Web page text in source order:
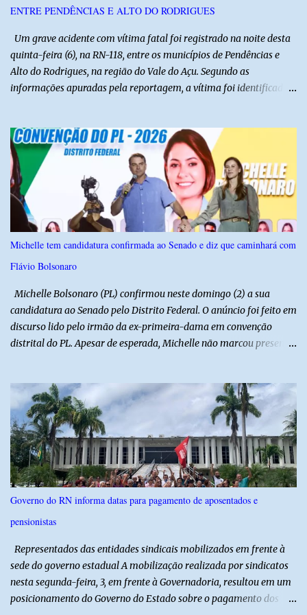
ajuda de Luchsinger e se concentrou no Ministério da Saúde e no
ENTRE PENDÊNCIAS E ALTO DO RODRIGUES
Um grave acidente com vítima fatal foi registrado na noite desta
quinta-feira (6), na RN-118, entre os municípios de Pendências e
Alto do Rodrigues, na região do Vale do Açu. Segundo as
informações apuradas pela reportagem, a vítima foi identificada
quando, ao passar por uma curva, perdeu o controle do veículo e
acabou colidindo frontalmente com um caminhão pertencente à
empresa CLC. Com a violência do impacto, o motociclista morreu
ainda no local. A ambulância do Hospital de Alto do Rodrigues foi
acionada para prestar socorro, porém, ao chegar, a equipe
constatou que a vítima já estava sem sinais vitais. A força da
colisão foi tão intensa que diversas peças da motocicleta ficaram
espalhadas pela rodovia, evidenciando a gravidade do acidente. A
Polícia Militar realizou o isolamento da área para garantir a
Michelle tem candidatura confirmada ao Senado e diz que caminhará com
Flávio Bolsonaro
Michelle Bolsonaro (PL) confirmou neste domingo (2) a sua
candidatura ao Senado pelo Distrito Federal. O anúncio foi feito em
discurso lido pelo irmão da ex-primeira-dama em convenção
distrital do PL. Apesar de esperada, Michelle não marcou presença
(1º) com um quadro de cefaleia. “Eu gostaria muito de estar aí
com vocês, mas faz mais de dez dias que estou com enxaqueca
muito forte. Estava tomando medicamentos, mas isso não
resolveu. Ontem fui ao hospital, onde fiquei internada. Meu corpo
precisou parar, mas o meu compromisso com vocês não parou” ,
diz trecho da mensagem lida por Diego, irmão da ex-primeirda-
dama. “Caminhar juntos”, diz Mchelle sobre Flávio “É por isso que
aceitei esse desafio. Sou pré-candidata ao Senado. Meu marido
escolheu o Flávio para estar à frente dessa multidão e vamos
Governo do RN informa datas para pagamento de aposentados e
pensionistas
Representados das entidades sindicais mobilizados em frente à
sede do governo estadual A mobilização realizada por sindicatos
nesta segunda-feira, 3, em frente à Governadoria, resultou em um
posicionamento do Governo do Estado sobre o pagamento dos